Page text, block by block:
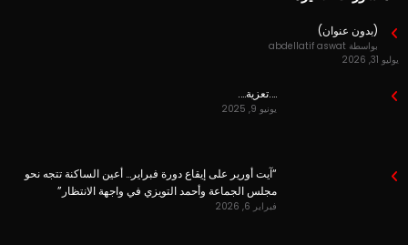
(بدون عنوان)
بواسطة abdellatif aswat
يوليو 31, 2026
….تعزية….
يونيو 9, 2025
“آيت أورير على إيقاع دورة فبراير… أعين الساكنة تتجه نحو
مجلس الجماعة وأحمد التويزي في واجهة الانتظار”
فبراير 6, 2026